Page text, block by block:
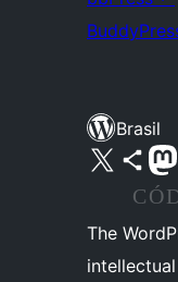
Brasil
Acessar nossa conta do X (antigo Twitter)
Acessar nossa
The